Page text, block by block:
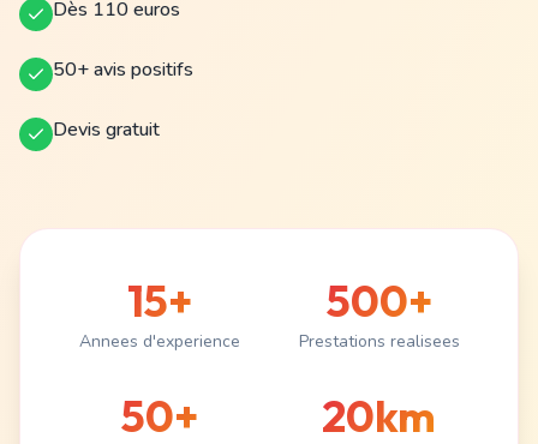
Dès 110 euros
50+ avis positifs
Devis gratuit
15+
Annees d'experience
500+
Prestations realisees
50+ 20km